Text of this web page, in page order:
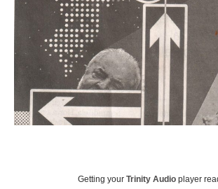
Getting your Trinity Audio player